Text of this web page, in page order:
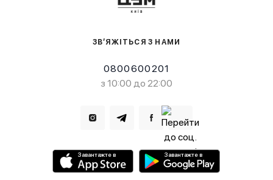
ЗВ’ЯЖІТЬСЯ З НАМИ
0800600201
з 10:00 до 22:00
Завантажте в Завантажте в